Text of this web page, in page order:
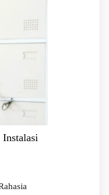
Instalasi